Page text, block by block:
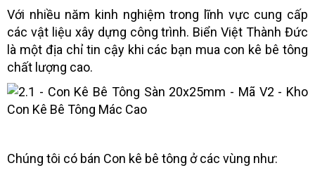
Với nhiều năm kinh nghiệm trong lĩnh vực cung cấp
các vật liệu xây dựng công trình. Biển Việt Thành Đức
là một địa chỉ tin cậy khi các bạn mua con kê bê tông
chất lượng cao.
Chúng tôi có bán Con kê bê tông ở các vùng như: